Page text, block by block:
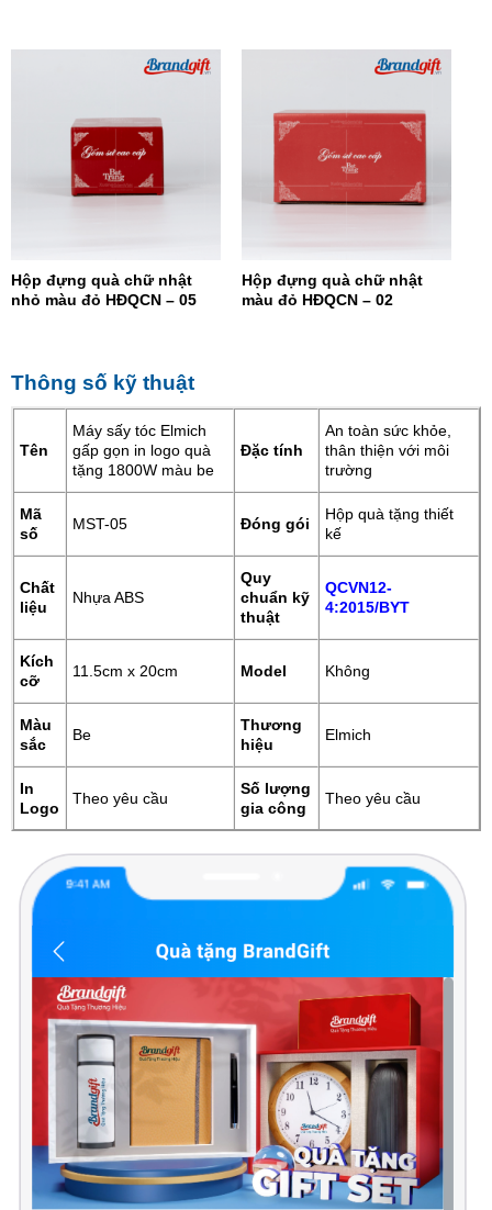
Hộp đựng quà chữ nhật
nhỏ màu đỏ HĐQCN – 05
Hộp đựng quà chữ nhật
màu đỏ HĐQCN – 02
Thông số kỹ thuật
Tên
Máy sấy tóc Elmich
gấp gọn in logo quà
tặng 1800W màu be
Đặc tính
An toàn sức khỏe,
thân thiện với môi
trường
Mã
số
MST-05 Đóng gói
Hộp quà tặng thiết
kế
Chất
liệu
Nhựa ABS
Quy
chuẩn kỹ
thuật
QCVN12-
4:2015/BYT
Kích
cỡ
11.5cm x 20cm Model Không
Màu
sắc
Be
Thương
hiệu
Elmich
In
Logo
Theo yêu cầu
Số lượng
gia công
Theo yêu cầu